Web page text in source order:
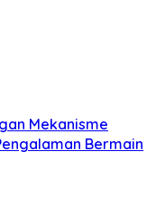
Mekanisme
Bermain